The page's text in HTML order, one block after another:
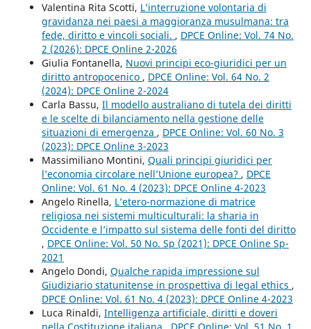
Valentina Rita Scotti, L’interruzione volontaria di
gravidanza nei paesi a maggioranza musulmana: tra
fede, diritto e vincoli sociali. , DPCE Online: Vol. 74 No.
2 (2026): DPCE Online 2-2026
Giulia Fontanella, Nuovi principi eco-giuridici per un
diritto antropocenico , DPCE Online: Vol. 64 No. 2
(2024): DPCE Online 2-2024
Carla Bassu, Il modello australiano di tutela dei diritti
e le scelte di bilanciamento nella gestione delle
situazioni di emergenza , DPCE Online: Vol. 60 No. 3
(2023): DPCE Online 3-2023
Massimiliano Montini, Quali principi giuridici per
l’economia circolare nell’Unione europea? , DPCE
Online: Vol. 61 No. 4 (2023): DPCE Online 4-2023
Angelo Rinella, L’etero-normazione di matrice
religiosa nei sistemi multiculturali: la sharia in
Occidente e l’impatto sul sistema delle fonti del diritto
, DPCE Online: Vol. 50 No. Sp (2021): DPCE Online Sp-
2021
Angelo Dondi, Qualche rapida impressione sul
Giudiziario statunitense in prospettiva di legal ethics ,
DPCE Online: Vol. 61 No. 4 (2023): DPCE Online 4-2023
Luca Rinaldi, Intelligenza artificiale, diritti e doveri